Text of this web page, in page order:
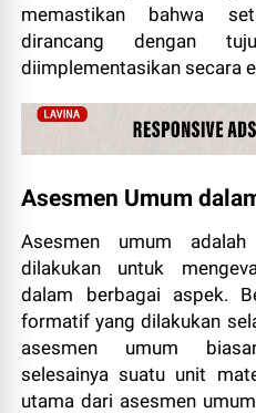
memastikan bahwa
dirancang dengan
diimplementasikan secara
Asesmen Umum
Asesmen umum
dilakukan untuk
dalam berbagai aspek.
formatif yang dilakukan
asesmen umum
selesainya suatu unit
utama dari asesmen